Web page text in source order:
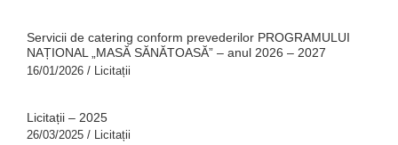
Servicii de catering conform prevederilor PROGRAMULUI
NAȚIONAL „MASĂ SĂNĂTOASĂ” – anul 2026 – 2027
16/01/2026 / Licitații
Licitații – 2025
26/03/2025 / Licitații